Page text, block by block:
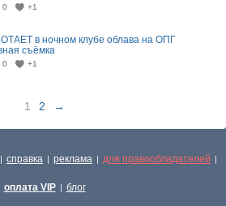
0 +1
в ночном клубе облава на ОПГ
съёмка
0 +1
1 2 →
| справка | реклама | для правообладателей |
оплата VIP | блог